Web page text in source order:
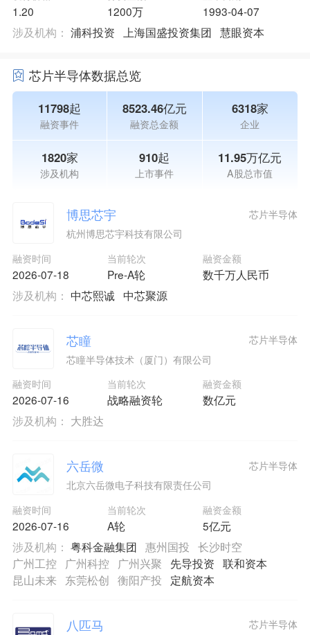
1.20 1200万
1993-04-07
涉及机构： 浦科投资 上海国盛投资集团 慧眼资本
芯片半导体数据总览
11798起
融资事件
8523.46亿元
融资总金额
6318家
企业
1820家
涉及机构
910起
上市事件
11.95万亿元
A股总市值
博思芯宇
杭州博思芯宇科技有限公司
融资时间
2026-07-18
当前轮次
Pre-A轮
融资金额
数千万人民币
芯片半导体
涉及机构： 中芯熙诚 中芯聚源
芯瞳
芯瞳半导体技术（厦门）有限公司
融资时间
2026-07-16
当前轮次
战略融资轮
融资金额
数亿元
芯片半导体
涉及机构： 大胜达
六岳微
北京六岳微电子科技有限责任公司
融资时间
2026-07-16
当前轮次
A轮
融资金额
5亿元
芯片半导体
涉及机构： 粤科金融集团 惠州国投 长沙时空
广州工控
广州科控 广州兴聚 先导投资 联和资本
昆山未来 东莞松创 衡阳产投 定航资本
八匹马 芯片半导体